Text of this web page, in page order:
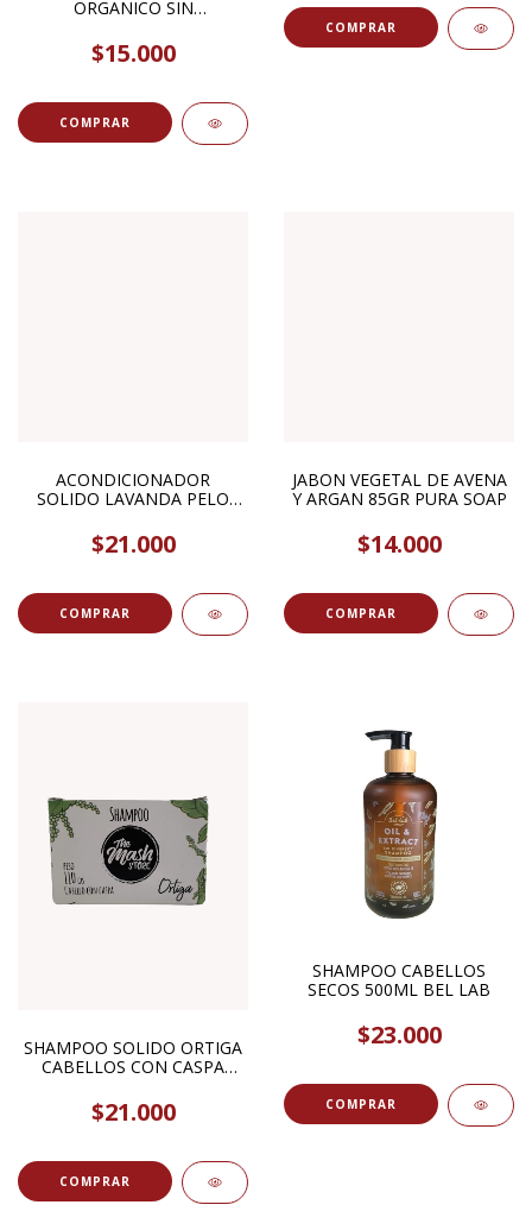
ORGANICO SIN
KARITÉ 280ML ORGANIC
SHOP
$15.000
ACONDICIONADOR
SOLIDO LAVANDA PELO
STORE
$21.000
JABON VEGETAL DE AVENA
Y ARGAN 85GR PURA SOAP
$14.000
SHAMPOO SOLIDO ORTIGA
CABELLOS CON CASPA
$21.000
SHAMPOO CABELLOS
SECOS 500ML BEL LAB
$23.000